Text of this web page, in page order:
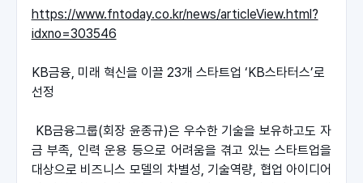
https://www.fntoday.co.kr/news/articleView.html?
idxno=303546
KB금융, 미래 혁신을 이끌 23개 스타트업 ‘KB스타터스’로
선정
KB금융그룹(회장 윤종규)은 우수한 기술을 보유하고도 자
금 부족, 인력 운용 등으로 어려움을 겪고 있는 스타트업을
대상으로 비즈니스 모델의 차별성, 기술역량, 협업 아이디어